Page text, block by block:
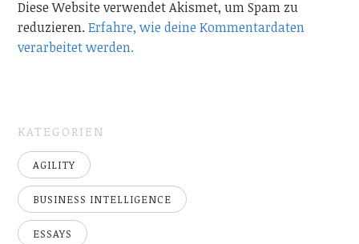
Diese Website verwendet Akismet, um Spam zu
reduzieren.Erfahre, wie deine Kommentardaten
verarbeitet werden.
KATEGORIEN
AGILITY
BUSINESS INTELLIGENCE
ESSAYS